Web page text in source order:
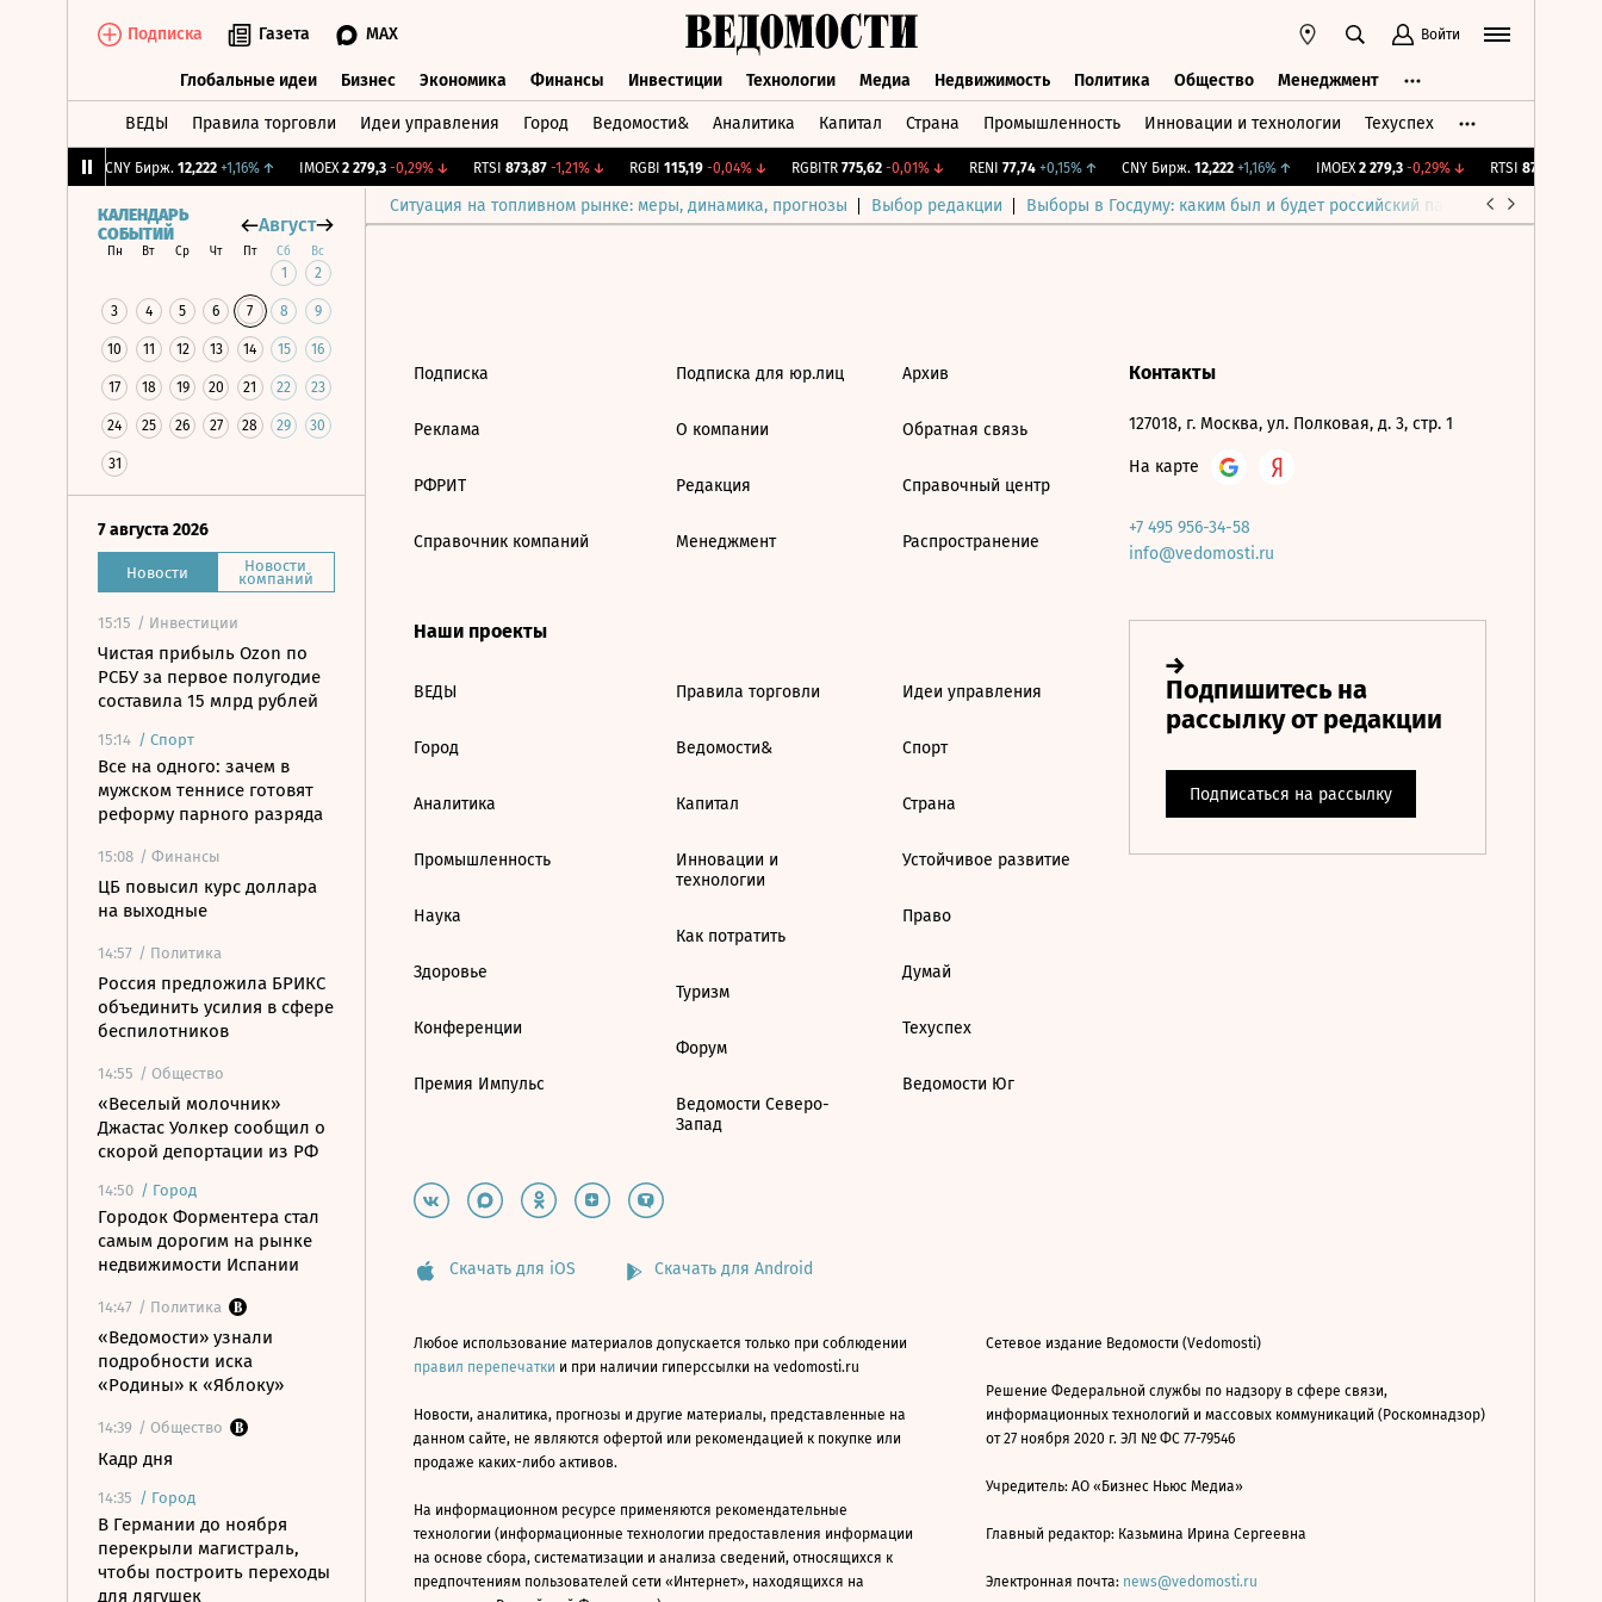
Подписка Газета MAX Войти
Глобальные идеи Бизнес Экономика Финансы Инвестиции Технологии Медиа Недвижимость Политика Общество Менеджмент
ВЕДЫ Правила торговли Идеи управления Город Ведомости& Аналитика Капитал Страна Промышленность Инновации и технологии Техуспех
CNY Бирж. 12,222 +1,16%↑ IMOEX 2 279,3 -0,29%↓ RTSI 873,87 -1,21%↓ RGBI 115,19 -0,04%↓ RGBITR 775,62 -0,01%↓ RENI 77,74 +0,15%↑ CNY Бирж. 12,222 +1,16%↑ IMOEX 2 279,3 -0,29%↓ RTSI 873,87
Ситуация на топливном рынке: меры, динамика, прогнозы Выбор редакции Выборы в Госдуму: каким был и будет российский парламент
КАЛЕНДАРЬ
СОБЫТИЙ
Август
Пн Вт Ср Чт Пт Сб Вс
1 2
3 4 5 6 7 8 9
10 11 12 13 14 15 16
17 18 19 20 21 22 23
24 25 26 27 28 29 30
31
7 августа 2026
Новости Новости
компаний
15:15 / Инвестиции
Чистая прибыль Ozon по
РСБУ за первое полугодие
составила 15 млрд рублей
15:14 / Спорт
Все на одного: зачем в
мужском теннисе готовят
реформу парного разряда
15:08 / Финансы
ЦБ повысил курс доллара
на выходные
14:57 / Политика
Россия предложила БРИКС
объединить усилия в сфере
беспилотников
14:55 / Общество
«Веселый молочник»
Джастас Уолкер сообщил о
скорой депортации из РФ
14:50 / Город
Городок Форментера стал
самым дорогим на рынке
недвижимости Испании
14:47 / Политика
«Ведомости» узнали
подробности иска
«Родины» к «Яблоку»
14:39 / Общество
Кадр дня
14:35 / Город
В Германии до ноября
перекрыли магистраль,
чтобы построить переходы
для лягушек
Подписка
Реклама
РФРИТ
Справочник компаний
Подписка для юр.лиц
О компании
Редакция
Менеджмент
Архив
Обратная связь
Справочный центр
Распространение
Наши проекты
ВЕДЫ
Город
Аналитика
Промышленность
Наука
Здоровье
Конференции
Премия Импульс
Правила торговли
Ведомости&
Капитал
Инновации и
технологии
Как потратить
Туризм
Форум
Ведомости Северо-
Запад
Идеи управления
Спорт
Страна
Устойчивое развитие
Право
Думай
Техуспех
Ведомости Юг
Контакты
127018, г. Москва, ул. Полковая, д. 3, стр. 1
На карте
+7 495 956-34-58
info@vedomosti.ru
Скачать для iOS Скачать для Android
Любое использование материалов допускается только при соблюдении
правил перепечатки и при наличии гиперссылки на vedomosti.ru
Новости, аналитика, прогнозы и другие материалы, представленные на
данном сайте, не являются офертой или рекомендацией к покупке или
продаже каких-либо активов.
На информационном ресурсе применяются рекомендательные
технологии (информационные технологии предоставления информации
на основе сбора, систематизации и анализа сведений, относящихся к
предпочтениям пользователей сети «Интернет», находящихся на
Сетевое издание Ведомости (Vedomosti)
Решение Федеральной службы по надзору в сфере связи,
информационных технологий и массовых коммуникаций (Роскомнадзор)
от 27 ноября 2020 г. ЭЛ № ФС 77-79546
Учредитель: АО «Бизнес Ньюс Медиа»
Главный редактор: Казьмина Ирина Сергеевна
Электронная почта: news@vedomosti.ru